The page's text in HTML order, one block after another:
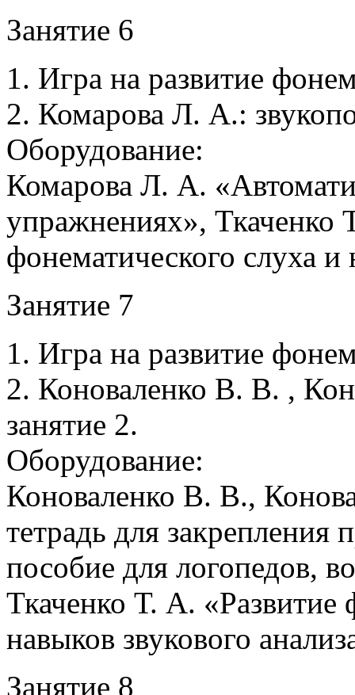
Занятие 6
1. Игра на развитие
2. Комарова Л. А.:
Оборудование:
Комарова Л. А.
упражнениях», Ткаченко
фонематического слуха и
Занятие 7
1. Игра на развитие
2. Коноваленко В. В. ,
занятие 2.
Оборудование:
Коноваленко В. В.,
тетрадь для
пособие для логопедов,
Ткаченко Т. А. «Развитие
навыков звукового
Занятие 8